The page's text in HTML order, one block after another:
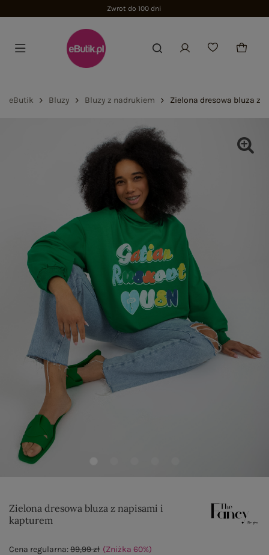
Zwrot do 100 dni
eButik Bluzy Bluzy z nadrukiem Zielona dresowa bluza z
Zielona dresowa bluza z napisami i
kapturem
Cena regularna:99,99 zł (Zniżka 60%)